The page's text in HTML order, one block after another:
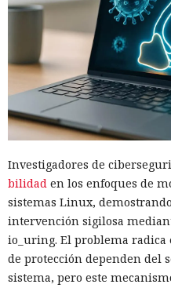
Investigadores de
bilidad en los enfoques de
sistemas Linux,
intervención sigilosa
io_uring. El problema
de protección dependen del
sistema, pero este